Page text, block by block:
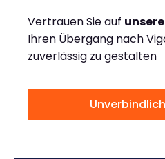
Vertrauen Sie auf
Ihren Übergang nach
zuverlässig zu gestalten